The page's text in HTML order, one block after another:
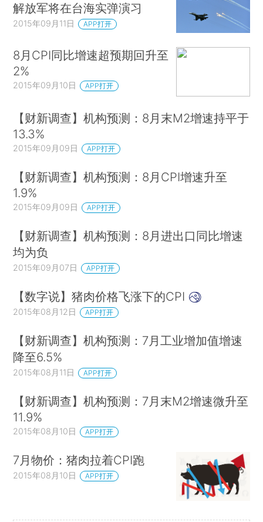
解放军将在台海实弹演习
2015年09月11日 APP打开
8月CPI同比增速超预期回升至
2%
2015年09月10日 APP打开
【财新调查】机构预测：8月末M2增速持平于
13.3%
2015年09月09日 APP打开
【财新调查】机构预测：8月CPI增速升至
1.9%
2015年09月09日 APP打开
【财新调查】机构预测：8月进出口同比增速
均为负
2015年09月07日 APP打开
【数字说】猪肉价格飞涨下的CPI
2015年08月12日 APP打开
【财新调查】机构预测：7月工业增加值增速
降至6.5%
2015年08月11日 APP打开
【财新调查】机构预测：7月末M2增速微升至
11.9%
2015年08月10日 APP打开
7月物价：猪肉拉着CPI跑
2015年08月10日 APP打开